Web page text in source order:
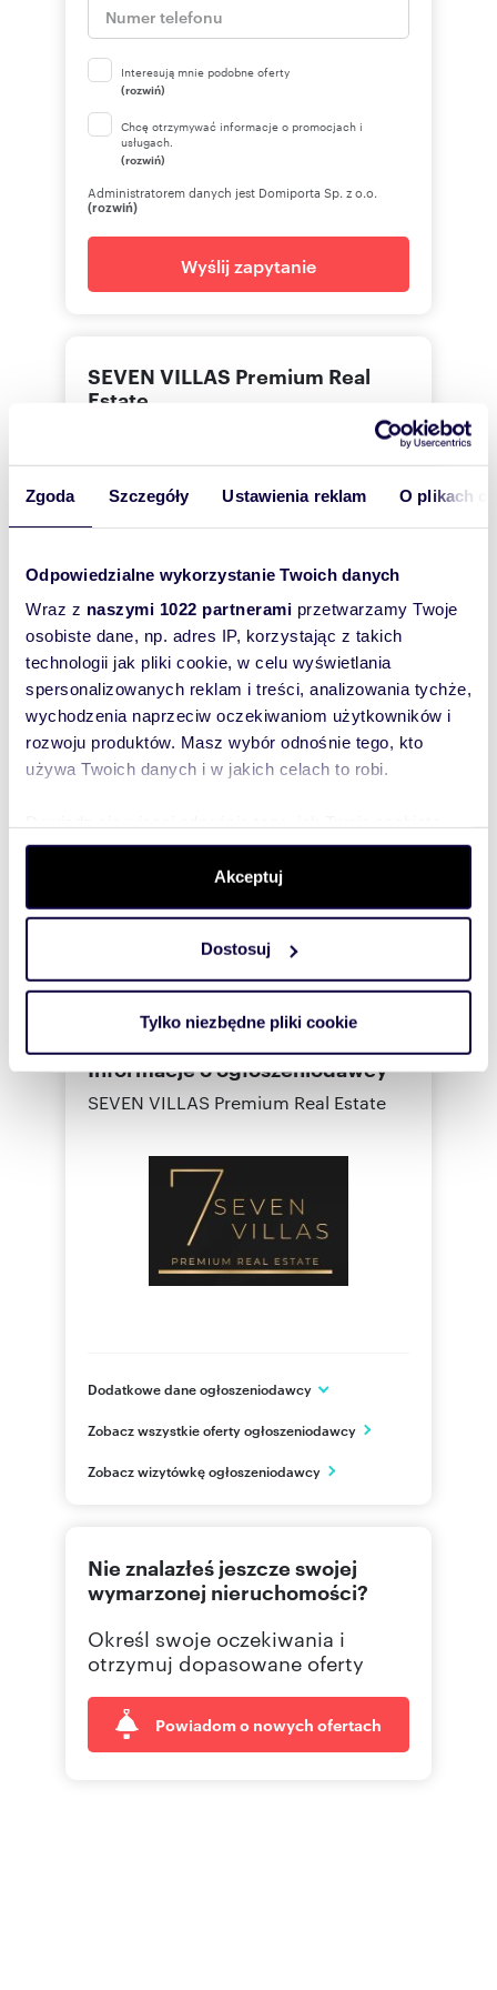
Zgoda Szczegóły Ustawienia reklam O plikach
Odpowiedzialne wykorzystanie Twoich danych
Wraz z naszymi 1022 partnerami przetwarzamy Twoje
osobiste dane, np. adres IP, korzystając z takich
technologii jak pliki cookie, w celu wyświetlania
spersonalizowanych reklam i treści, analizowania tychże,
wychodzenia naprzeciw oczekiwaniom użytkowników i
rozwoju produktów. Masz wybór odnośnie tego, kto
używa Twoich danych i w jakich celach to robi.
dane są przetwarzane oraz ustaw własne preferencje w
. W Deklaracji plików cookie możesz
zmienić lub wycofać swoją zgodę w dowolnej chwili.
Wykorzystujemy pliki cookie do spersonalizowania treści
i reklam, aby oferować funkcje społecznościowe i
korzystasz z naszej witryny, udostępniamy partnerom
otrzymanymi od Ciebie lub uzyskanymi podczas
Akceptuj
Dostosuj
Tylko niezbędne pliki cookie
Interesują mnie podobne oferty
(rozwiń)
Chcę otrzymywać informacje o promocjach i
usługach.
(rozwiń)
Administratorem danych jest Domiporta Sp. z o.o.
(rozwiń)
Wyślij zapytanie
SEVEN VILLAS Premium Real
Estate
+48 60 Pokaż telefon
600 05 Pokaż telefon
Zostaw telefon, oddzwonimy
Informacje o ogłoszeniodawcy
SEVEN VILLAS Premium Real Estate
Dodatkowe dane ogłoszeniodawcy
mazowieckie
600 05 Pokaż telefon
Zobacz wszystkie oferty ogłoszeniodawcy
Zobacz wizytówkę ogłoszeniodawcy
Nie znalazłeś jeszcze swojej
wymarzonej nieruchomości?
Określ swoje oczekiwania i
otrzymuj dopasowane oferty
Powiadom o nowych ofertach